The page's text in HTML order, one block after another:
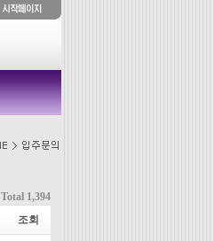
Total 1,394
조회